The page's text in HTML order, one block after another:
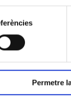
Permetre